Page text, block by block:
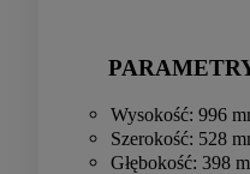
Wysokość: 996
Szerokość: 528
Głębokość: 398